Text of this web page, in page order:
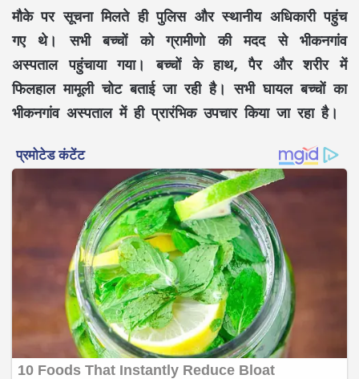
मौके पर सूचना मिलते ही पुलिस और स्थानीय अधिकारी पहुंच
गए थे। सभी बच्चों को ग्रामीणो की मदद से भीकनगांव
अस्पताल पहुंचाया गया। बच्चों के हाथ, पैर और शरीर में
फिलहाल मामूली चोट बताई जा रही है। सभी घायल बच्चों का
भीकनगांव अस्पताल में ही प्रारंभिक उपचार किया जा रहा है।